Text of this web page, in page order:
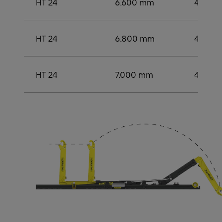
HT 24 6.800 mm 4.400
HT 24 7.000 mm 4.400